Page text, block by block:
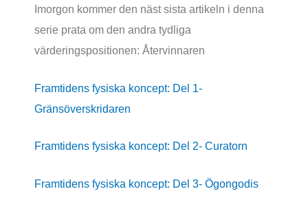
Imorgon kommer den näst sista artikeln i denna
serie prata om den andra tydliga
värderingspositionen: Återvinnaren
Framtidens fysiska koncept: Del 1-
Gränsöverskridaren
Framtidens fysiska koncept: Del 2- Curatorn
Framtidens fysiska koncept: Del 3- Ögongodis